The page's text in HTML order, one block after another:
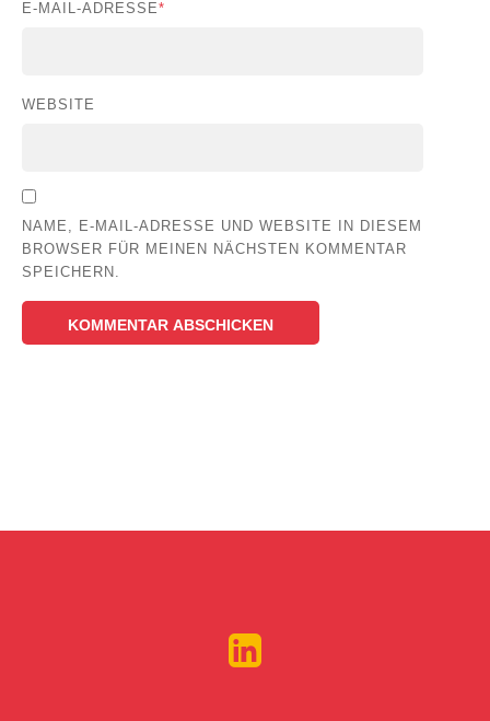
E-MAIL-ADRESSE*
WEBSITE
NAME, E-MAIL-ADRESSE UND WEBSITE IN DIESEM
BROWSER FÜR MEINEN NÄCHSTEN KOMMENTAR
SPEICHERN.